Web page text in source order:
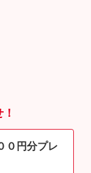
０円分プレ